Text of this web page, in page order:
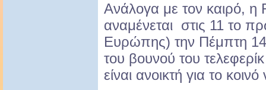
Ανάλογα με τον καιρό, η
αναμένεται στις 11 το
Ευρώπης) την Πέμπτη
του βουνού του
είναι ανοικτή για το